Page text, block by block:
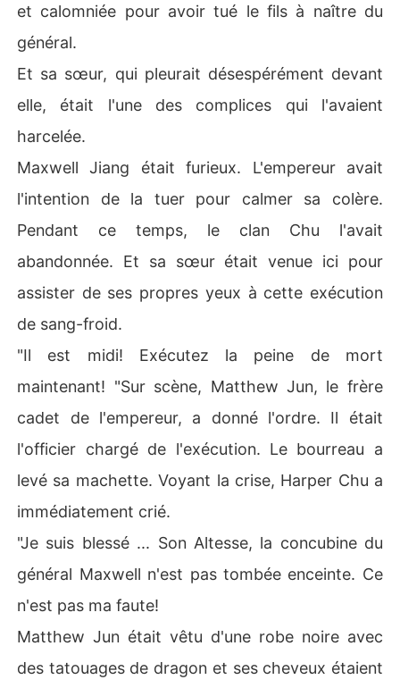
et calomniée pour avoir tué le fils à naître du
général.
Et sa sœur, qui pleurait désespérément devant
elle, était l'une des complices qui l'avaient
harcelée.
Maxwell Jiang était furieux. L'empereur avait
l'intention de la tuer pour calmer sa colère.
Pendant ce temps, le clan Chu l'avait
abandonnée. Et sa sœur était venue ici pour
assister de ses propres yeux à cette exécution
de sang-froid.
"Il est midi! Exécutez la peine de mort
maintenant! "Sur scène, Matthew Jun, le frère
cadet de l'empereur, a donné l'ordre. Il était
l'officier chargé de l'exécution. Le bourreau a
levé sa machette. Voyant la crise, Harper Chu a
immédiatement crié.
"Je suis blessé ... Son Altesse, la concubine du
général Maxwell n'est pas tombée enceinte. Ce
n'est pas ma faute!
Matthew Jun était vêtu d'une robe noire avec
des tatouages de dragon et ses cheveux étaient